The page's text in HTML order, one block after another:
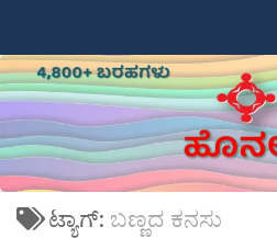
ಟ್ಯಾಗ್: ಬಣ್ಣದ ಕನಸು